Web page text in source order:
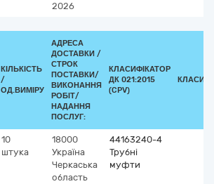
2026
КІЛЬКІСТЬ
/
ОД.ВИМІРУ
АДРЕСА
ДОСТАВКИ /
СТРОК
ПОСТАВКИ/
ВИКОНАННЯ
РОБІТ/
НАДАННЯ
ПОСЛУГ:
КЛАСИФІКАТОР
ДК 021:2015
(CPV)
10
штука
18000
Україна
Черкаська
область
44163240-4
Трубні
муфти